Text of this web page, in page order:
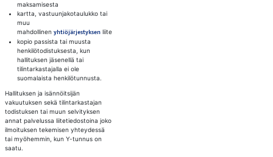
maksamisesta
kartta, vastuunjakotaulukko tai
muu
mahdollinen yhtiöjärjestyksenliite
kopio passista tai muusta
henkilötodistuksesta, kun
hallituksen jäsenellä tai
tilintarkastajalla ei ole
suomalaista henkilötunnusta.
Hallituksen ja isännöitsijän
vakuutuksen sekä tilintarkastajan
todistuksen tai muun selvityksen
annat palvelussa liitetiedostoina joko
ilmoituksen tekemisen yhteydessä
tai myöhemmin, kun Y-tunnus on
saatu.